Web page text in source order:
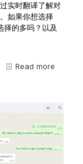
实时翻译了解对
如果你想选择
的多吗？以及
Read more